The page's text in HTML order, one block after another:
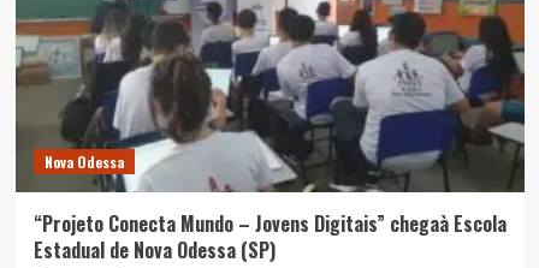
Nova Odessa
“Projeto Conecta Mundo – Jovens Digitais” chegaà Escola
Estadual de Nova Odessa (SP)